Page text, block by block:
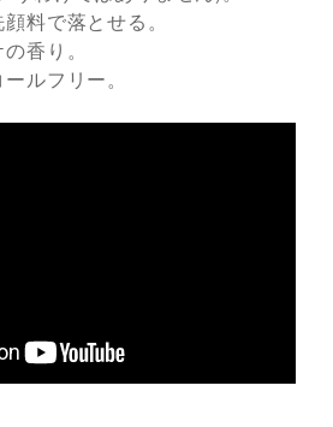
料で落とせる。
香り。
ルフリー。